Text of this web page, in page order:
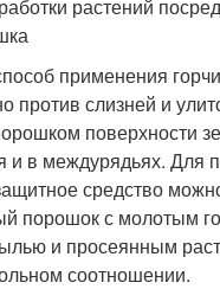
растений
применения
против слизней и
поверхности
и в междурядьях. Для
средство
порошок с молотым
и просеянным
соотношении.